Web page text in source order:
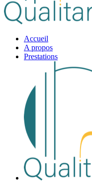
Accueil
A propos
Prestations